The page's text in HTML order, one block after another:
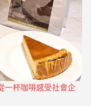
一杯咖啡感受社會企